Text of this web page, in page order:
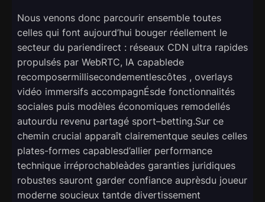
Nous venons donc parcourir ensemble toutes
celles qui font aujourd’hui bouger réellement le
secteur du pari­en­direct : réseaux CDN ultra rapides
propulsés par WebRTC, IA capablede
recomposermillisecondementlescôtes , overlays
vidéo immersifs accompagnÉsde fonctionnalités
sociales puis modèles économiques remodellés
autourdu revenu partagé sport–betting.Sur ce
chemin crucial apparaît clairementque seules celles
plates-formes capablesd’allier performance
technique irréprochableàdes garanties juridiques
robustes sauront garder confiance auprèsdu joueur
moderne soucieux tantde divertissement